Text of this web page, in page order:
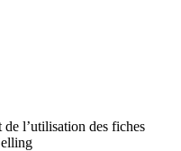
de l’utilisation des fiches